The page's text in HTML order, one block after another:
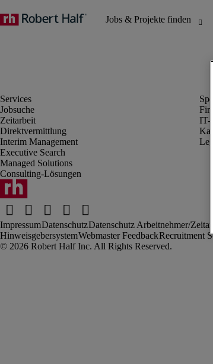
Jobsuche
Zeitarbeit
Direktvermittlung
Interim Management
Executive Search
Managed Solutions
Consulting-Lösungen
IT-
ImpressumDatenschutzDatenschutz Arbeitnehmer/
HinweisgebersystemWebmaster FeedbackRecruitment